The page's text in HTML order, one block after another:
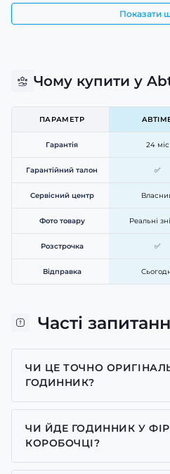
Показати
Чому купити у
ПАРАМЕТР
Гарантія 24 міс
Гарантійний талон ✅
Сервісний центр
Фото товару Реальні
Розстрочка ✅
Відправка
Часті
ЧИ ЦЕ ТОЧНО
ГОДИННИК?
Так, усі годинники у нас
представником багатьох
ЧИ ЙДЕ ГОДИННИК У
КОРОБОЧЦІ?
Для годинників бренду